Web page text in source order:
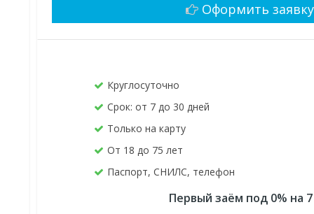
Оформить заявку
Круглосуточно
Срок: от 7 до 30 дней
Только на карту
От 18 до 75 лет
Паспорт, СНИЛС, телефон
Первый заём под 0% на